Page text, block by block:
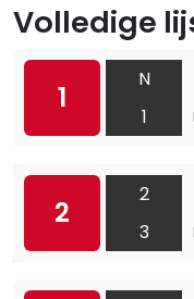
Volledige
1
N
1
2
2
3